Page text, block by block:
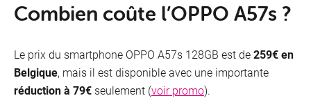
Combien coûte l’OPPO A57s ?
Le prix du smartphone OPPO A57s 128GB est de259€ en
Belgique, mais il est disponible avec une importante
réduction à 79€ seulement (voir promo).